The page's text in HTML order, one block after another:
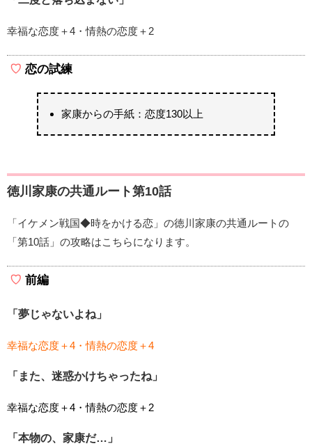
幸福な恋度＋4・情熱の恋度＋2
恋の試練
家康からの手紙：恋度130以上
徳川家康の共通ルート第10話
「イケメン戦国◆時をかける恋」の徳川家康の共通ルートの
「第10話」の攻略はこちらになります。
前編
「夢じゃないよね」
幸福な恋度＋4・情熱の恋度＋4
「また、迷惑かけちゃったね」
幸福な恋度＋4・情熱の恋度＋2
「本物の、家康だ…」